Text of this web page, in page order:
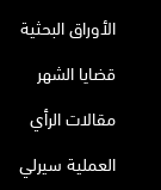
الأوراق البحثية
قضايا الشهر
مقالات الرأي
العملية سيرلي